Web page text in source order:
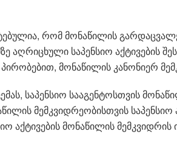
რომ მო­ნა­წი­ლის
აღ­რი­ცხუ­ლი სა­პენ­სიო აქ­ტი­ვე­ბის
მო­ნა­წი­ლის კა­ნო­ნი­ერ
სა­პენ­სიო სა­ა­გენ­ტოს­თვის
მემ­კვიდ­რე­ო­ბის­თვის
აქ­ტი­ვე­ბის მო­ნა­წი­ლის